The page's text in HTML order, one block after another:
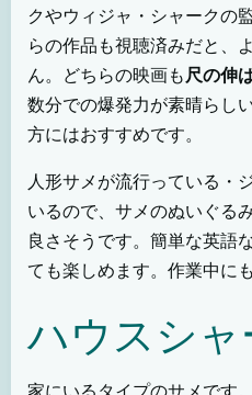
クやウィジャ・シャークの
らの作品も視聴済みだと、
ん。どちらの映画も尺の伸
数分での爆発力が素晴らし
方にはおすすめです。
人形サメが流行っている・
いるので、サメのぬいぐる
良さそうです。簡単な英語
ても楽しめます。作業中に
ハウスシャ